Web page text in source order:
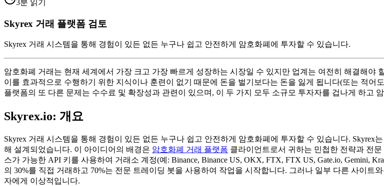
3분 읽기
Skyrex 거래 플랫폼 검토
Skyrex 거래 시스템을 통해 경험이 있든 없든 누구나 쉽고 안전하게 암호화폐에 투자할 수 있습니다.
암호화폐 거래는 현재 세계에서 가장 크고 가장 빠르게 성장하는 시장일 수 있지만 업계는 여전히 해결해
이를 효과적으로 수행하기 위한 지식이나 훈련이 없기 때문에 돈을 벌기보다는 돈을 잃게 됩니다(또는 적
플랫폼의 또 다른 문제는 수수료 및 확장성과 관련이 있으며, 이 두 가지 모두 소규모 투자자를 겁나게 하고
Skyrex.io: 개요
Skyrex 거래 시스템을 통해 경험이 있든 없든 누구나 쉽고 안전하게 암호화폐에 투자할 수 있습니다.
해 설계되었습니다. 이 아이디어의 배경은 암호화폐 거래 플랫폼 클라이언트로서 귀하는 민첩한 전략과 전
스가 가능한 API 키를 사용하여 거래소 계정(예: Binance, Binance US, OKX, FTX, FTX US, Gate.io, Gemini,
의 30%를 직접 거래하고 70%는 전문 트레이딩 봇을 사용하여 작업을 시작합니다. 그러나 일부 다른 사이
자에게 이상적입니다.